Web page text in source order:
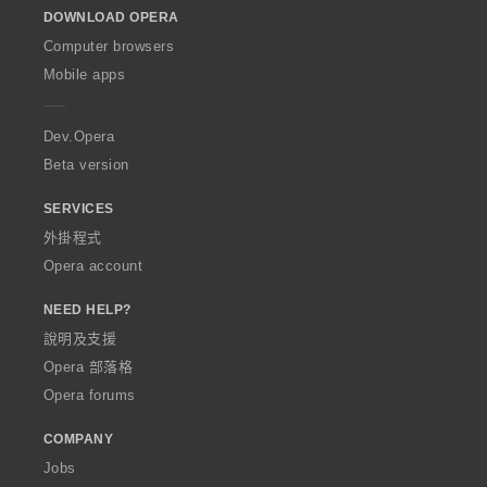
w
O
p
a
DOWNLOAD OPERA
Computer browsers
Mobile apps
Dev.Opera
Beta version
SERVICES
外掛程式
Opera account
NEED HELP?
說明及支援
Opera 部落格
Opera forums
COMPANY
Jobs